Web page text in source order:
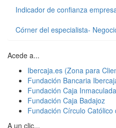
Indicador de confianza
Córner del especialista-
Acede a...
Ibercaja.es (Zona para
Fundación Bancaria
Fundación Caja Inmaculada
Fundación Caja Badajoz
Fundación Círculo Católico
A un clic...